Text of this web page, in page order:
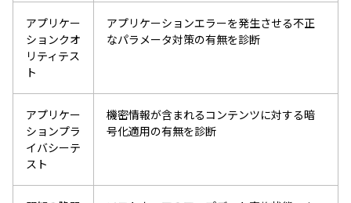
アプリケー
ションクオ
リティテス
ト
アプリケーションエラーを発生させる不正
なパラメータ対策の有無を診断
アプリケー
ションプラ
イバシーテ
スト
機密情報が含まれるコンテンツに対する暗
号化適用の有無を診断